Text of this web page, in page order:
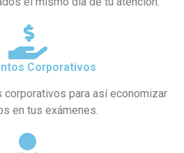
Corporativos
corporativos para así economizar
en tus exámenes.